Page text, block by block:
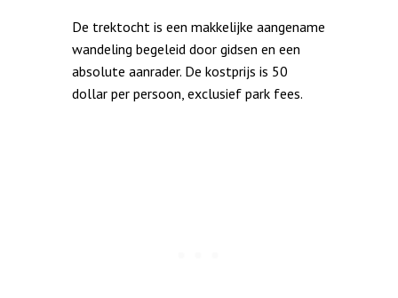
De trektocht is een makkelijke aangename
wandeling begeleid door gidsen en een
absolute aanrader. De kostprijs is 50
dollar per persoon, exclusief park fees.